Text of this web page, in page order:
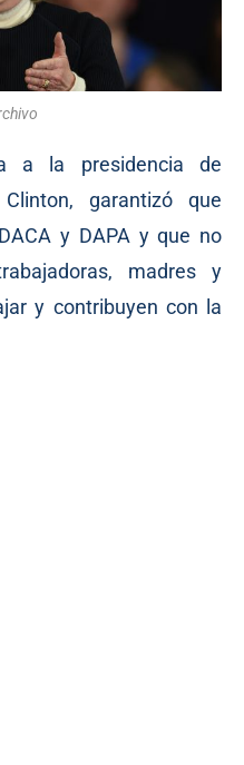
a la presidencia de
garantizó que
y DAPA y que no
madres y
y contribuyen con la